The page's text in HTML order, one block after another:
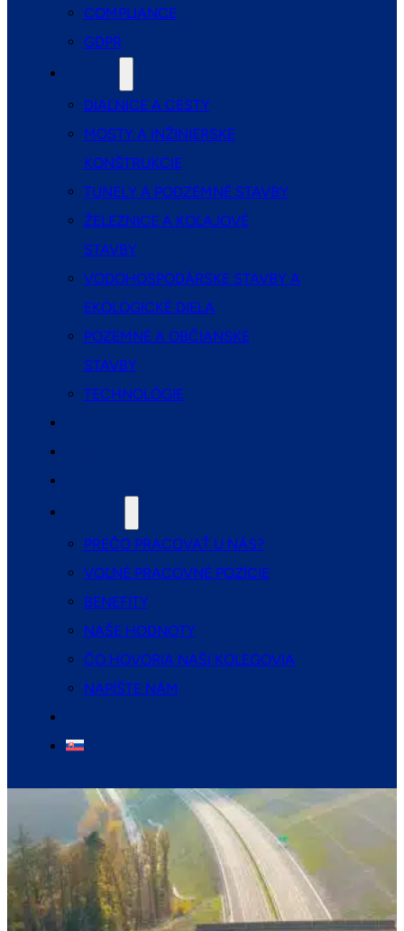
COMPLIANCE
GDPR
DIAĽNICE A CESTY
MOSTY A INŽINIERSKE
KONŠTRUKCIE
TUNELY A PODZEMNÉ STAVBY
ŽELEZNICE A KOĽAJOVÉ
STAVBY
VODOHOSPODÁRSKE STAVBY A
EKOLOGICKÉ DIELA
POZEMNÉ A OBČIANSKE
STAVBY
TECHNOLÓGIE
PREČO PRACOVAŤ U NÁS?
VOĽNÉ PRACOVNÉ POZÍCIE
BENEFITY
NAŠE HODNOTY
ČO HOVORIA NAŠI KOLEGOVIA
NAPÍŠTE NÁM